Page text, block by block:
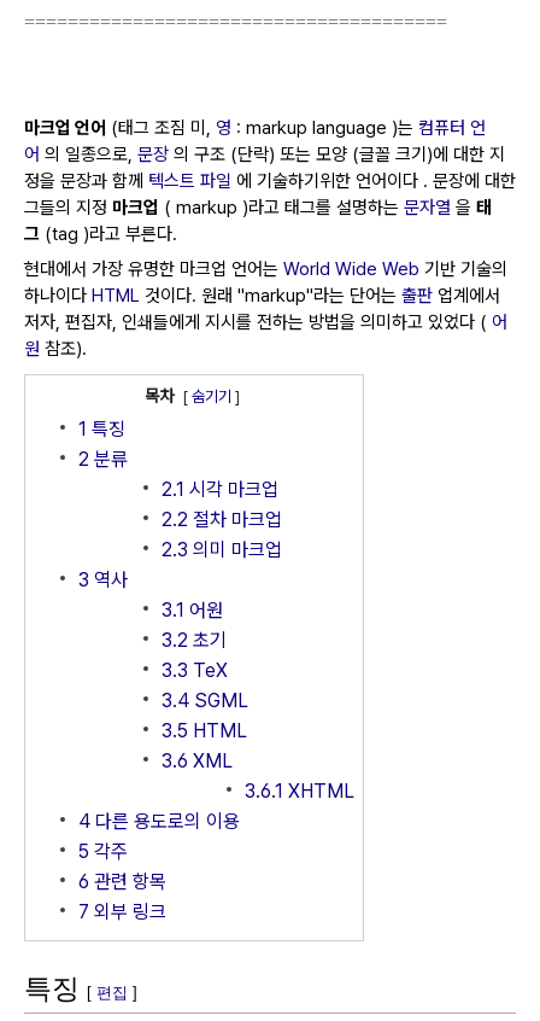
=======================================
마크업 언어 (태그 조짐 미, 영 : markup language )는 컴퓨터 언
어 의 일종으로, 문장 의 구조 (단락) 또는 모양 (글꼴 크기)에 대한 지
정을 문장과 함께 텍스트 파일 에 기술하기위한 언어이다 . 문장에 대한
그들의 지정 마크업 ( markup )라고 태그를 설명하는 문자열 을 태
그 (tag )라고 부른다.
현대에서 가장 유명한 마크업 언어는 World Wide Web 기반 기술의
하나이다 HTML 것이다. 원래 "markup"라는 단어는 출판 업계에서
저자, 편집자, 인쇄들에게 지시를 전하는 방법을 의미하고 있었다 ( 어
원 참조).
목차 [ 숨기기 ]
1 특징
2 분류
2.1 시각 마크업
2.2 절차 마크업
2.3 의미 마크업
3 역사
3.1 어원
3.2 초기
3.3 TeX
3.4 SGML
3.5 HTML
3.6 XML
3.6.1 XHTML
4 다른 용도로의 이용
5 각주
6 관련 항목
7 외부 링크
특징 [ 편집 ]